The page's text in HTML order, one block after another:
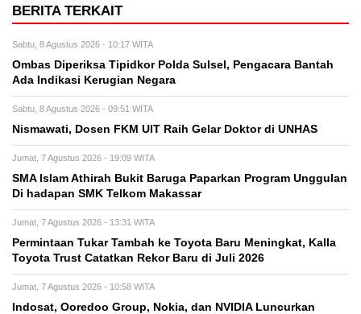
BERITA TERKAIT
Sabtu, 8 Agustus 2026 - 10:17 WITA
Ombas Diperiksa Tipidkor Polda Sulsel, Pengacara Bantah
Ada Indikasi Kerugian Negara
Sabtu, 8 Agustus 2026 - 09:51 WITA
Nismawati, Dosen FKM UIT Raih Gelar Doktor di UNHAS
Jumat, 7 Agustus 2026 - 19:09 WITA
SMA Islam Athirah Bukit Baruga Paparkan Program Unggulan
Di hadapan SMK Telkom Makassar
Jumat, 7 Agustus 2026 - 13:31 WITA
Permintaan Tukar Tambah ke Toyota Baru Meningkat, Kalla
Toyota Trust Catatkan Rekor Baru di Juli 2026
Jumat, 7 Agustus 2026 - 10:58 WITA
Indosat, Ooredoo Group, Nokia, dan NVIDIA Luncurkan